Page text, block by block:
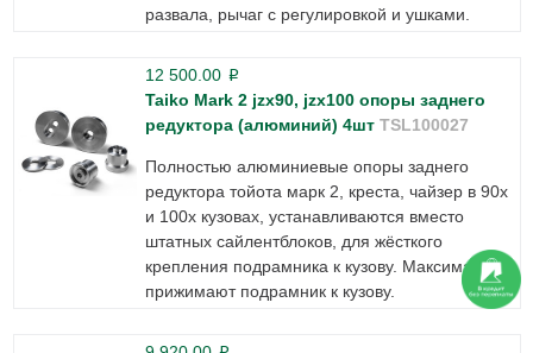
развала, рычаг с регулировкой и ушками.
12 500.00 p
Taiko Mark 2 jzx90, jzx100 опоры заднего
редуктора (алюминий) 4шт TSL100027
Полностью алюминиевые опоры заднего
редуктора тойота марк 2, креста, чайзер в 90х
и 100х кузовах, устанавливаются вместо
штатных сайлентблоков, для жёсткого
крепления подрамника к кузову. Максимально
прижимают подрамник к кузову.